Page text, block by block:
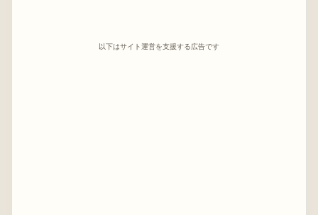
以下はサイト運営を支援する広告です